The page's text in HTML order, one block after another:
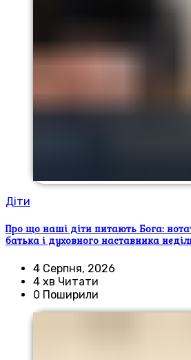
Діти
Про що наші діти питають Бога:
батька і духовного наставника
4 Серпня, 2026
4 хв Читати
0 Поширили